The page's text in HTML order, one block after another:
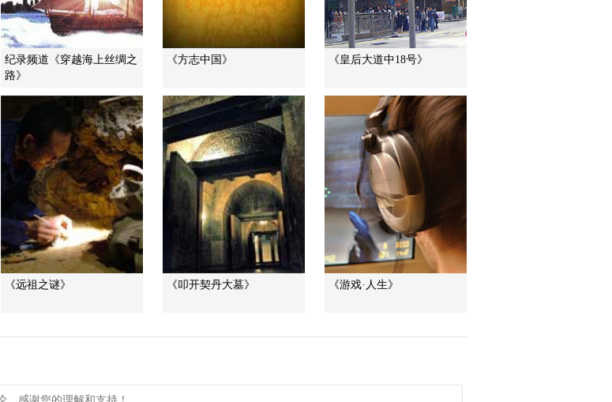
藏禍心
今日關注
U17男足國家隊：未
三招教你識破真假全
麥麵包
今日亞洲
間亂象
法治在線
共同關注
纪录频道《穿越海上丝绸之
路》
《方志中国》 《皇后大道中18号》
《远祖之谜》 《叩开契丹大墓》 《游戏·人生》